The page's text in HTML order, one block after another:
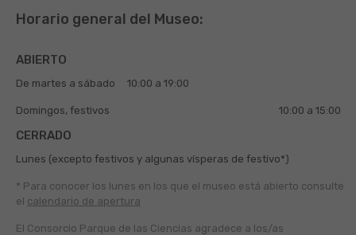
Horario general del Museo:
ABIERTO
De martes a sábado 10:00 a 19:00
Domingos, festivos 10:00 a 15:00
CERRADO
Lunes (excepto festivos y algunas vísperas de festivo*)
* Para conocer los lunes en los que el museo está abierto consulte
el calendario de apertura
El Consorcio Parque de las Ciencias agradece a los/as